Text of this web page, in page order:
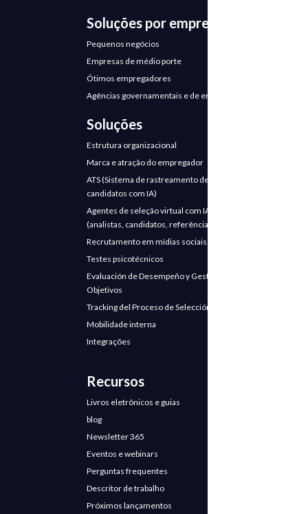
Soluções por empresa
Pequenos negócios
Empresas de médio porte
Ótimos empregadores
Agências governamentais e de emprego
Soluções
Estrutura organizacional
Marca e atração do empregador
ATS (Sistema de rastreamento de
candidatos com IA)
Agentes de seleção virtual com IA
(analistas, candidatos, referências)
Recrutamento em mídias sociais
Testes psicotécnicos
Evaluación de Desempeño y Gestión de
Objetivos
Tracking del Proceso de Selección
Mobilidade interna
Integrações
Recursos
Livros eletrônicos e guias
blog
Newsletter 365
Eventos e webinars
Perguntas frequentes
Descritor de trabalho
Próximos lançamentos